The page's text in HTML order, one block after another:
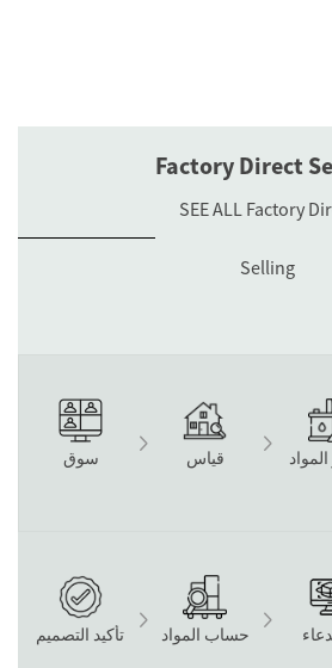
Factory Direct
SEE ALL Factory
Selling
سوق قياس
تأكيد التصميم حساب المواد